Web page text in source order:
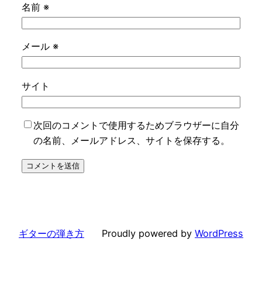
名前 ※
メール ※
サイト
次回のコメントで使用するためブラウザーに自分
の名前、メールアドレス、サイトを保存する。
ギターの弾き方 Proudly powered by WordPress